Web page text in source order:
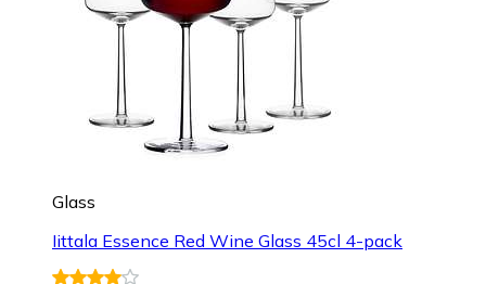
Glass
Iittala Essence Red Wine Glass 45cl 4-pack